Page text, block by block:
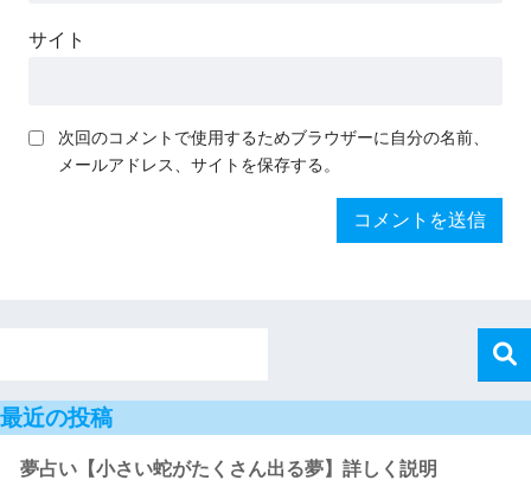
サイト
次回のコメントで使用するためブラウザーに自分の名前、
メールアドレス、サイトを保存する。
最近の投稿
夢占い【小さい蛇がたくさん出る夢】詳しく説明